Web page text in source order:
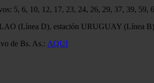
5, 6, 10, 12, 17, 23, 24, 26, 29, 37, 39,
(Línea D), estación URUGUAY (Línea B)
de Bs. As.: AQUI